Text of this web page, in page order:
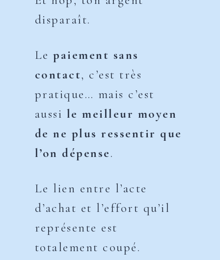
disparaît.
Lepaiement sans
contact, c’est très
pratique… mais c’est
aussi le meilleur moyen
de ne plus ressentir que
l’on dépense.
Le lien entre l’acte
d’achat et l’effort qu’il
représente est
totalement coupé.